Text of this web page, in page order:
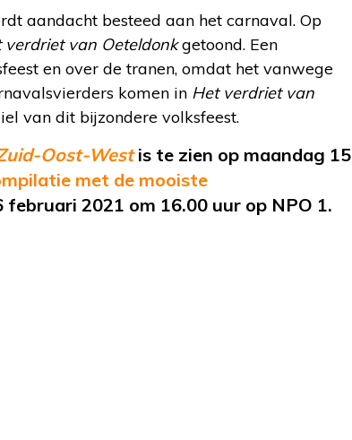
aandacht besteed aan het carnaval. Op
verdriet van Oeteldonkgetoond. Een
en over de tranen, omdat het vanwege
komen in Het verdriet van
van dit bijzondere volksfeest.
Oost-Westis te zien op maandag 15
met de mooiste
februari 2021 om 16.00 uur op NPO 1.